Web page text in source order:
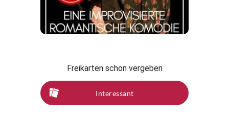
Freikarten schon vergeben
Interessant